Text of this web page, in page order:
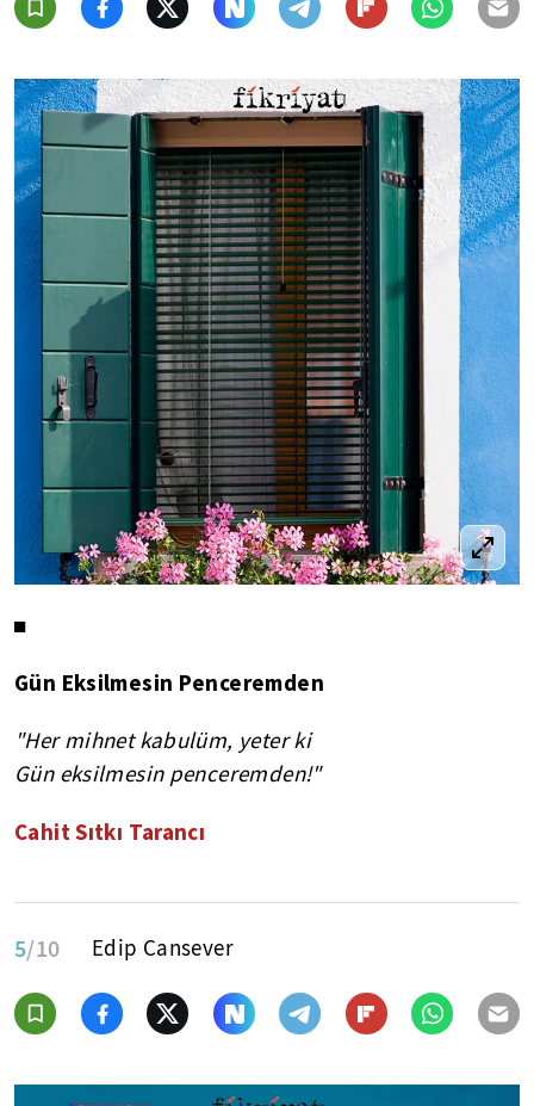
◼
Gün Eksilmesin Penceremden
"Her mihnet kabulüm, yeter ki
Gün eksilmesin penceremden!"
Cahit Sıtkı Tarancı
5/10 Edip Cansever